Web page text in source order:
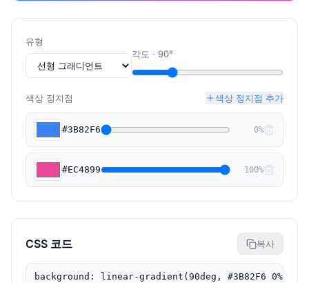
유형
각도 · 90°
색상 정지점 색상 정지점 추가
#3B82F6 0%
#EC4899 100%
CSS 코드 복사
background: linear-gradient(90deg, #3B82F6 0%,